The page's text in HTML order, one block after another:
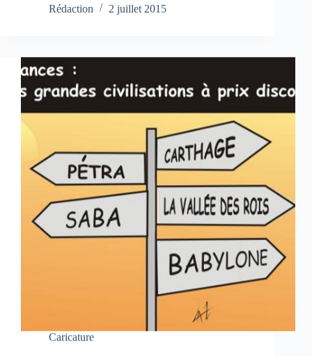
Rédaction
2 juillet 2015
Caricature